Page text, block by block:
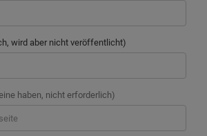
wird aber nicht veröffentlicht)
haben, nicht erforderlich)